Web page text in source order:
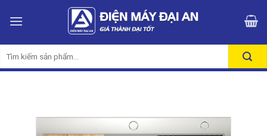
kiếm: